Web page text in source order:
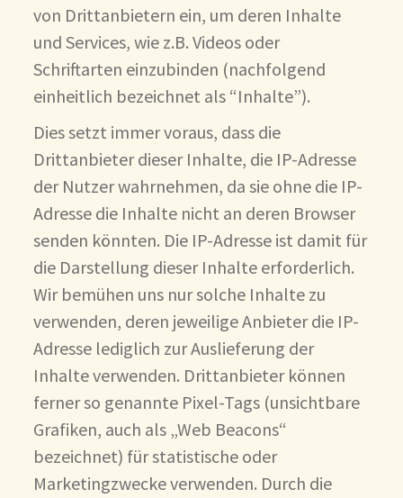
von Drittanbietern ein, um deren Inhalte
und Services, wie z.B. Videos oder
Schriftarten einzubinden (nachfolgend
einheitlich bezeichnet als “Inhalte”).
Dies setzt immer voraus, dass die
Drittanbieter dieser Inhalte, die IP-Adresse
der Nutzer wahrnehmen, da sie ohne die IP-
Adresse die Inhalte nicht an deren Browser
senden könnten. Die IP-Adresse ist damit für
die Darstellung dieser Inhalte erforderlich.
Wir bemühen uns nur solche Inhalte zu
verwenden, deren jeweilige Anbieter die IP-
Adresse lediglich zur Auslieferung der
Inhalte verwenden. Drittanbieter können
ferner so genannte Pixel-Tags (unsichtbare
Grafiken, auch als „Web Beacons“
bezeichnet) für statistische oder
Marketingzwecke verwenden. Durch die